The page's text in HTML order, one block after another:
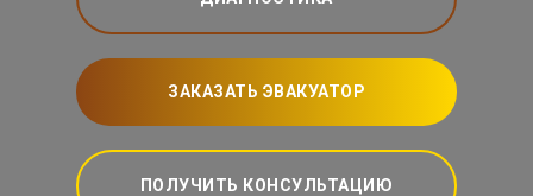
ЗАКАЗАТЬ ЭВАКУАТОР
ПОЛУЧИТЬ КОНСУЛЬТАЦИЮ